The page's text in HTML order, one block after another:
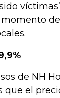
de NH
el